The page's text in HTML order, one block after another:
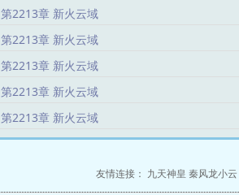
第2213章 新火云域
第2213章 新火云域
第2213章 新火云域
第2213章 新火云域
第2213章 新火云域
友情连接： 九天神皇 秦风龙小云